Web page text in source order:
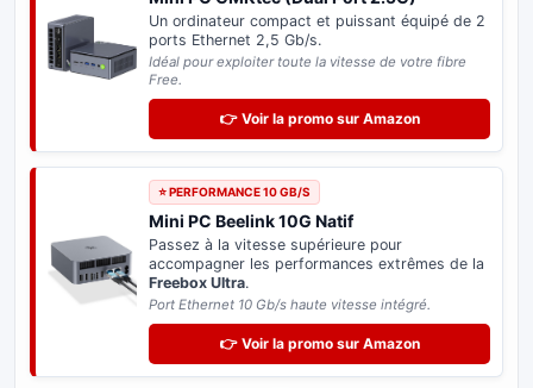
Un ordinateur compact et puissant équipé de 2
ports Ethernet 2,5 Gb/s.
Idéal pour exploiter toute la vitesse de votre fibre
Free.
👉 Voir la promo sur Amazon
⭐ PERFORMANCE 10 GB/S
Mini PC Beelink 10G Natif
Passez à la vitesse supérieure pour
accompagner les performances extrêmes de la
Freebox Ultra.
Port Ethernet 10 Gb/s haute vitesse intégré.
👉 Voir la promo sur Amazon